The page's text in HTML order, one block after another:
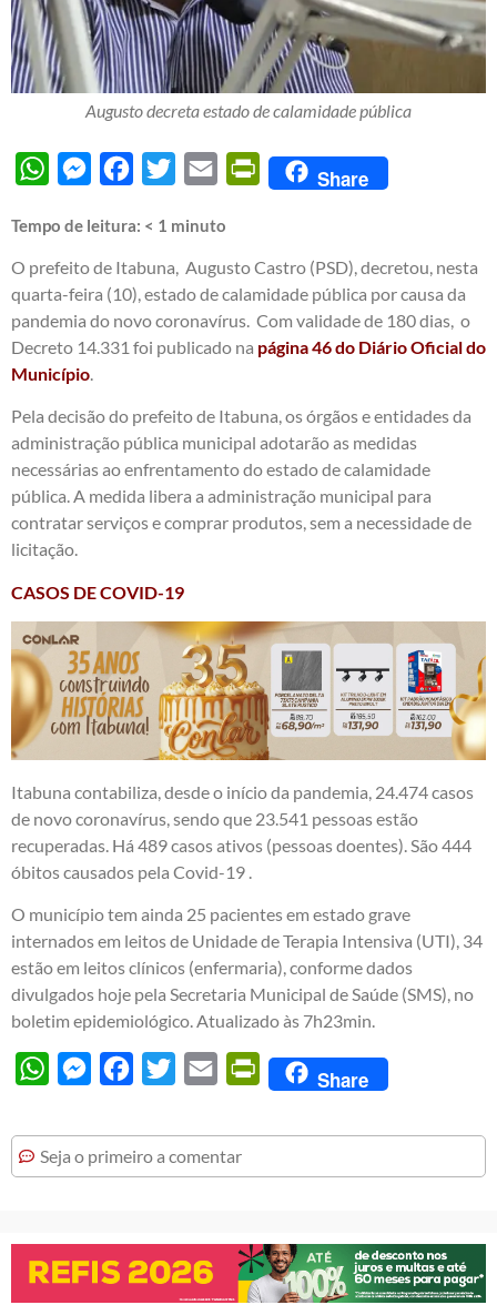
Augusto decreta estado de calamidade pública
WhatsAppMessengerFacebook
Twitter Email PrintFriendly
Share
Tempo de leitura: < 1 minuto
O prefeito de Itabuna, Augusto Castro (PSD), decretou, nesta
quarta-feira (10), estado de calamidade pública por causa da
pandemia do novo coronavírus. Com validade de 180 dias, o
Decreto 14.331 foi publicado na página 46 do Diário Oficial do
Município
Pela decisão do prefeito de Itabuna, os órgãos e entidades da
administração pública municipal adotarão as medidas
necessárias ao enfrentamento do estado de calamidade
pública. A medida libera a administração municipal para
contratar serviços e comprar produtos, sem a necessidade de
licitação.
CASOS DE COVID-19
Itabuna contabiliza, desde o início da pandemia, 24.474 casos
de novo coronavírus, sendo que 23.541 pessoas estão
recuperadas. Há 489 casos ativos (pessoas doentes). São 444
óbitos causados pela Covid-19 .
O município tem ainda 25 pacientes em estado grave
internados em leitos de Unidade de Terapia Intensiva (UTI), 34
estão em leitos clínicos (enfermaria), conforme dados
divulgados hoje pela Secretaria Municipal de Saúde (SMS), no
boletim epidemiológico. Atualizado às 7h23min.
WhatsAppMessengerFacebook
Twitter Email PrintFriendly
Share
Seja o primeiro a comentar